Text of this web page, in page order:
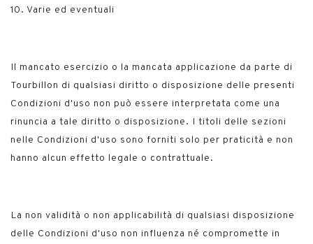
10. Varie ed eventuali
Il mancato esercizio o la mancata applicazione da parte di
Tourbillon di qualsiasi diritto o disposizione delle presenti
Condizioni d'uso non può essere interpretata come una
rinuncia a tale diritto o disposizione. I titoli delle sezioni
nelle Condizioni d'uso sono forniti solo per praticità e non
hanno alcun effetto legale o contrattuale.
La non validità o non applicabilità di qualsiasi disposizione
delle Condizioni d'uso non influenza né compromette in